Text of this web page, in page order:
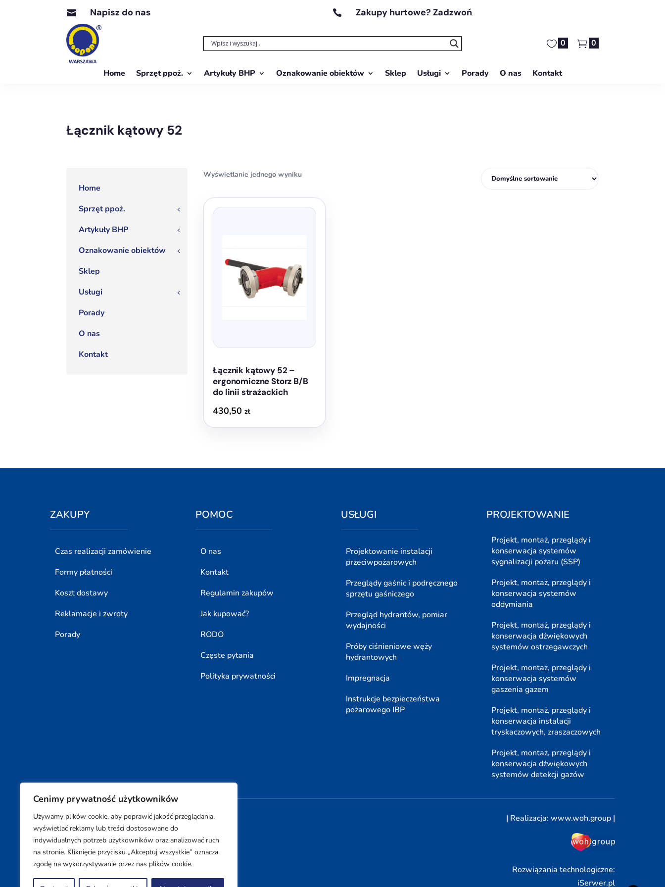
Cenimy prywatność użytkowników
Używamy plików cookie, aby poprawić jakość przeglądania,
wyświetlać reklamy lub treści dostosowane do
indywidualnych potrzeb użytkowników oraz analizować ruch
na stronie. Kliknięcie przycisku „Akceptuj wszystkie” oznacza
zgodę na wykorzystywanie przez nas plików cookie.
 Napisz do nas  Zakupy hurtowe? Zadzwoń
0 0
Home Sprzęt ppoż. Artykuły BHP Oznakowanie obiektów Sklep Usługi Porady O nas Kontakt
Łącznik kątowy 52
Home
Sprzęt ppoż.
3
Artykuły BHP 3
Oznakowanie obiektów 3
Sklep
Usługi
3
Porady
O nas
Kontakt
Wyświetlanie jednego wyniku
Łącznik kątowy 52 –
ergonomiczne Storz B/B
do linii strażackich
430,50zł
ZAKUPY
Czas realizacji zamówienie
Formy płatności
Koszt dostawy
Reklamacje i zwroty
Porady
POMOC
O nas
Kontakt
Regulamin zakupów
Jak kupować?
RODO
Częste pytania
Polityka prywatności
USŁUGI
Projektowanie instalacji
przeciwpożarowych
Przeglądy gaśnic i podręcznego
sprzętu gaśniczego
Przegląd hydrantów, pomiar
wydajności
Próby ciśnieniowe węży
hydrantowych
Impregnacja
Instrukcje bezpieczeństwa
pożarowego IBP
PROJEKTOWANIE
Projekt, montaż, przeglądy i
konserwacja systemów
sygnalizacji pożaru (SSP)
Projekt, montaż, przeglądy i
konserwacja systemów
oddymiania
Projekt, montaż, przeglądy i
konserwacja dźwiękowych
systemów ostrzegawczych
Projekt, montaż, przeglądy i
konserwacja systemów
gaszenia gazem
Projekt, montaż, przeglądy i
konserwacja instalacji
tryskaczowych, zraszaczowych
Projekt, montaż, przeglądy i
konserwacja dźwiękowych
systemów detekcji gazów
Copyright © 2026 SUPON BC sp, z o. o. sp. k. | Realizacja:www.woh.group |
Rozwiązania technologiczne:
iSerwer.pl